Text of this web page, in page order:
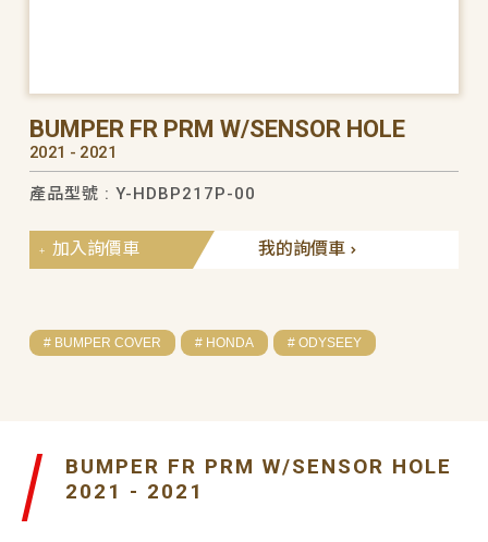
BUMPER FR PRM W/SENSOR HOLE
2021 - 2021
產品型號 : Y-HDBP217P-00
我的詢價車
加入詢價車
# BUMPER COVER # HONDA # ODYSEEY
BUMPER FR PRM W/SENSOR HOLE
2021 - 2021